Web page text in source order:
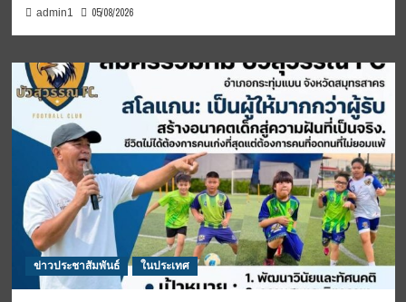
admin1 05/08/2026
ข่าวประชาสัมพันธ์ ในประเทศ